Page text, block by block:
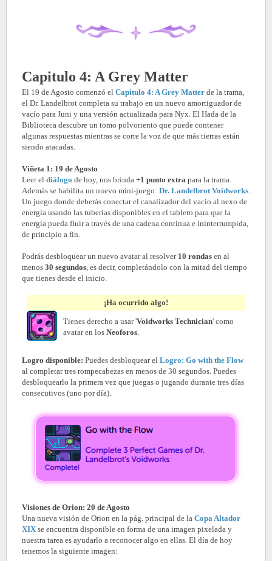
Capitulo 4: A Grey Matter
El 19 de Agosto comenzó el Capitulo 4: A Grey Matter de la trama,
el Dr. Landelbrot completa su trabajo en un nuevo amortiguador de
vacío para Juni y una versión actualizada para Nyx. El Hada de la
Biblioteca descubre un tomo polvoriento que puede contener
algunas respuestas mientras se corre la voz de que más tierras están
siendo atacadas.
Viñeta 1: 19 de Agosto
Leer el diálogo de hoy, nos brinda +1 punto extra para la trama.
Además se habilita un nuevo mini-juego: Dr. Landelbrot Voidworks
Un juego donde deberás conectar el canalizador del vacío al nexo de
energía usando las tuberías disponibles en el tablero para que la
energía pueda fluir a través de una cadena continua e ininterrumpida,
de principio a fin.
Podrás desbloquear un nuevo avatar al resolver 10 rondas en al
menos 30 segundos , es decir, completándolo con la mitad del tiempo
que tienes desde el inicio.
¡Ha ocurrido algo!
Tienes derecho a usar 'Voidworks Technician' como
avatar en los Neoforos
Logro disponible: Puedes desbloquear el Logro: Go with the Flow
al completar tres rompecabezas en menos de 30 segundos. Puedes
desbloquearlo la primera vez que juegas o jugando durante tres días
consecutivos (uno por día).
Visiones de Orion: 20 de Agosto
Una nueva visión de Orion en la pág. principal de la Copa Altador
XIX se encuentra disponible en forma de una imagen pixelada y
nuestra tarea es ayudarlo a reconocer algo en ellas. El día de hoy
tenemos la siguiente imagen: